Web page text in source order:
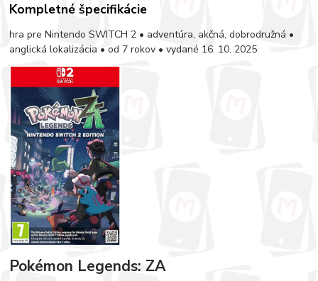
Kompletné špecifikácie
hra pre Nintendo SWITCH 2 • adventúra, akčná, dobrodružná •
anglická lokalizácia • od 7 rokov • vydané 16. 10. 2025
Pokémon Legends: ZA